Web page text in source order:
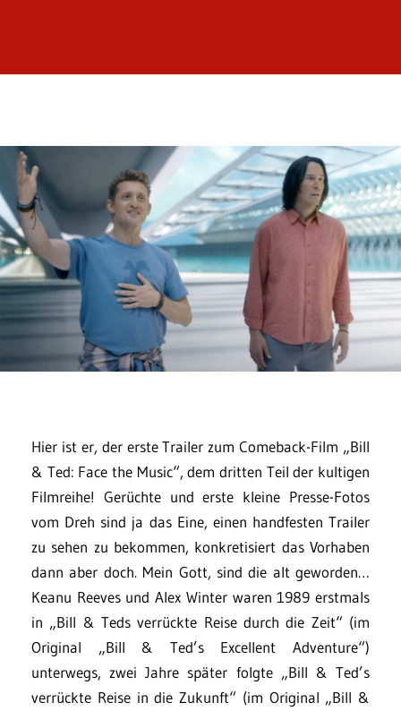
Hier ist er, der erste Trailer zum Comeback-Film „Bill
& Ted: Face the Music“, dem dritten Teil der kultigen
Filmreihe! Gerüchte und erste kleine Presse-Fotos
vom Dreh sind ja das Eine, einen handfesten Trailer
zu sehen zu bekommen, konkretisiert das Vorhaben
dann aber doch. Mein Gott, sind die alt geworden…
Keanu Reeves und Alex Winter waren 1989 erstmals
in „Bill & Teds verrückte Reise durch die Zeit“ (im
Original „Bill & Ted’s Excellent Adventure“)
unterwegs, zwei Jahre später folgte „Bill & Ted’s
verrückte Reise in die Zukunft“ (im Original „Bill &